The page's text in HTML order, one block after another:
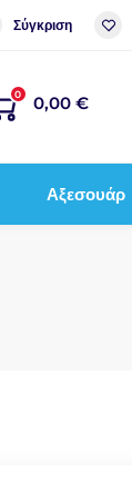
Σύγκριση
0 0,00 €
Αξεσουάρ